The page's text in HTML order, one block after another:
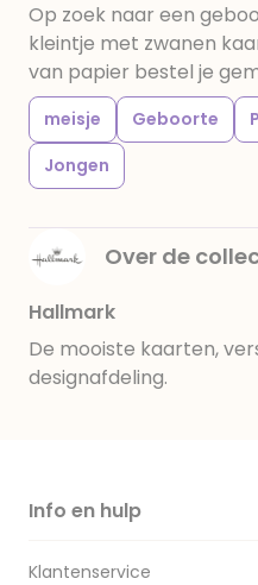
Op zoek naar een
kleintje met zwanen
van papier bestel je
meisje Geboorte
Jongen
Over de
Hallmark
De mooiste kaarten,
designafdeling.
Info en hulp
Klantenservice